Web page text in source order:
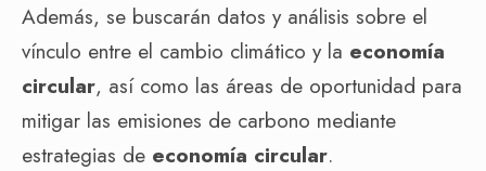
Además, se buscarán datos y análisis sobre el
vínculo entre el cambio climático y la economía
circular, así como las áreas de oportunidad para
mitigar las emisiones de carbono mediante
estrategias de economía circular.